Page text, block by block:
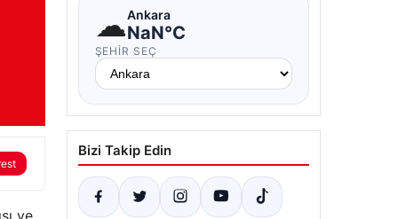
ve
☁Ankara
NaN°C
ŞEHIR SEÇ
Bizi Takip Edin